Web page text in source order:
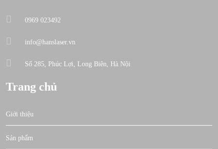
0969 023492
info@hanslaser.vn
Số 285, Phúc Lợi, Long Biên, Hà Nội
Trang chủ
Giới thiệu
Sản phẩm